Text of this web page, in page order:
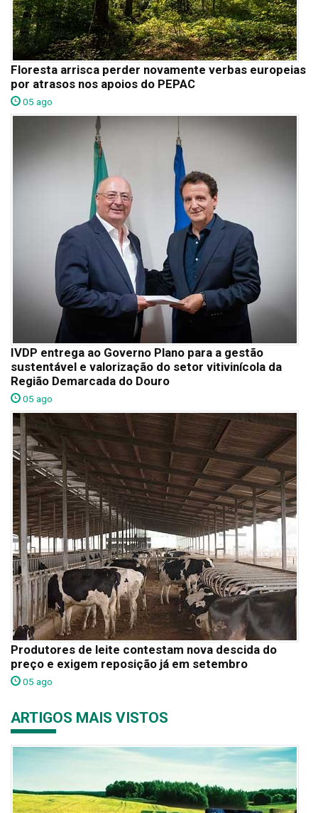
Floresta arrisca perder novamente verbas europeias
por atrasos nos apoios do PEPAC
05 ago
IVDP entrega ao Governo Plano para a gestão
sustentável e valorização do setor vitivinícola da
Região Demarcada do Douro
05 ago
Produtores de leite contestam nova descida do
preço e exigem reposição já em setembro
05 ago
ARTIGOS MAIS VISTOS